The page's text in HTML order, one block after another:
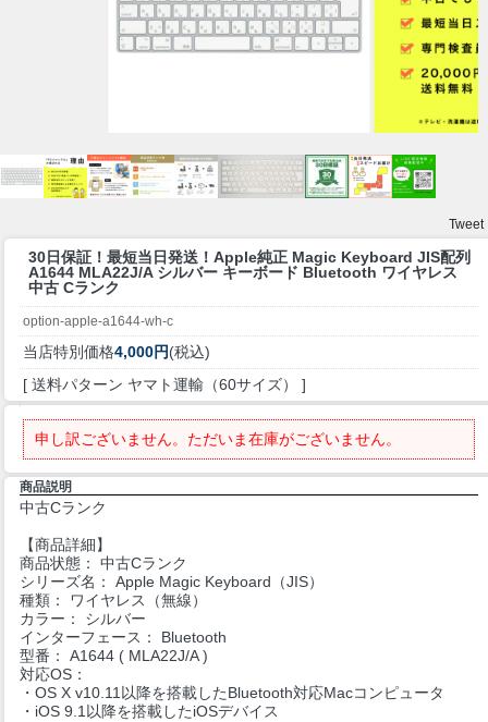
Tweet
30日保証！最短当日発送！ Apple純正 Magic Keyboard JIS配列
A1644 MLA22J/A シルバー キーボード Bluetooth ワイヤレス
中古 Cランク
option-apple-a1644-wh-c
当店特別価格4,000円(税込)
[ 送料パターン ヤマト運輸（60サイズ） ]
申し訳ございません。ただいま在庫がございません。
商品説明
中古Cランク
【商品詳細】
商品状態： 中古Cランク
シリーズ名： Apple Magic Keyboard（JIS）
種類： ワイヤレス（無線）
カラー： シルバー
インターフェース： Bluetooth
型番： A1644 ( MLA22J/A )
対応OS：
・OS X v10.11以降を搭載したBluetooth対応Macコンピュータ
・iOS 9.1以降を搭載したiOSデバイス